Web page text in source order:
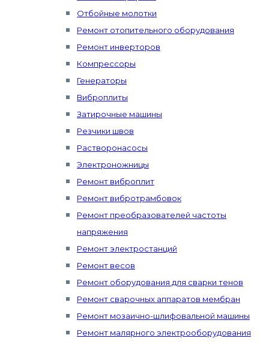
Отбойные молотки
Ремонт отопительного оборудования
Ремонт инверторов
Компрессоры
Генераторы
Виброплиты
Затирочные машины
Резчики швов
Растворонасосы
Электроножницы
Ремонт виброплит
Ремонт вибротрамбовок
Ремонт преобразователей частоты
напряжения
Ремонт электростанций
Ремонт весов
Ремонт оборудования для сварки тенов
Ремонт сварочных аппаратов мембран
Ремонт мозаично-шлифовальной машины
Ремонт малярного электрооборудования